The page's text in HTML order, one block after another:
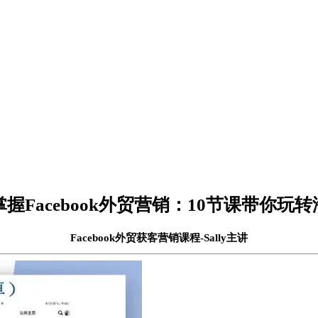
握Facebook外贸营销：10节课带你玩转
Facebook外贸获客营销课程-Sally主讲